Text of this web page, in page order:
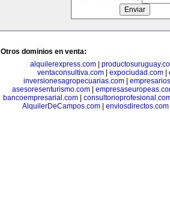
Otros dominios en venta:
alquilerexpress.com
ventaconsultiva.com
expociudad.com
inversionesagropecuarias.com
asesoresenturismo.com|
bancoempresarial.com
AlquilerDeCampos.com
enviosdirectos.com